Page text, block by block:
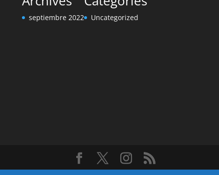
septiembre 2022 Uncategorized